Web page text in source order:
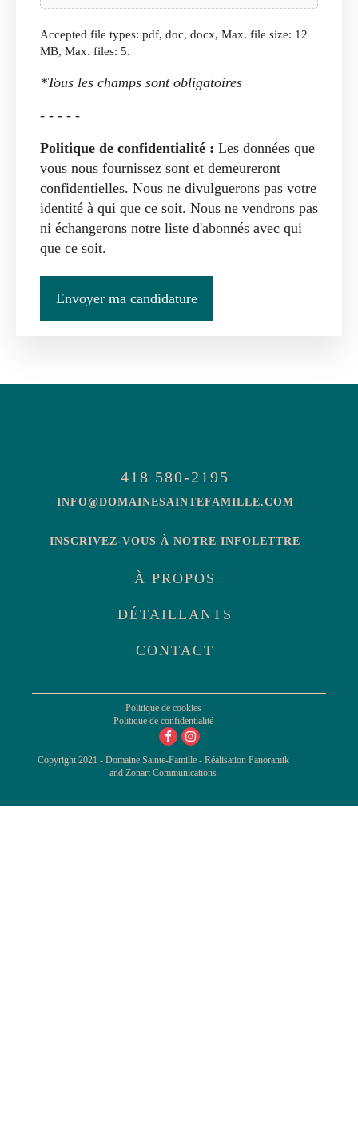
Accepted file types: pdf, doc, docx, Max. file size: 12
MB, Max. files: 5.
*Tous les champs sont obligatoires
- - - - -
Politique de confidentialité : Les données que
vous nous fournissez sont et demeureront
confidentielles. Nous ne divulguerons pas votre
identité à qui que ce soit. Nous ne vendrons pas
ni échangerons notre liste d'abonnés avec qui
que ce soit.
À PROPOS
DÉTAILLANTS
CONTACT
418 580-2195
INFO@DOMAINESAINTEFAMILLE.COM
INSCRIVEZ-VOUS À NOTRE INFOLETTRE
Copyright 2021 - Domaine Sainte-Famille - Réalisation Panoramik
and Zonart Communications
Politique de cookies
Politique de confidentialité